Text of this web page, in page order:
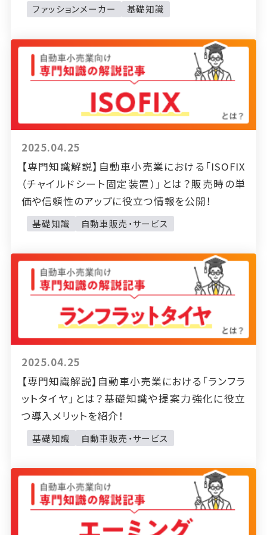
ファッションメーカー 基礎知識
2025.04.25
【専門知識解説】自動車小売業における「ISOFIX
（チャイルドシート固定装置）」とは？販売時の単
価や信頼性のアップに役立つ情報を公開！
基礎知識 自動車販売・サービス
2025.04.25
【専門知識解説】自動車小売業における「ランフラ
ットタイヤ」とは？基礎知識や提案力強化に役立
つ導入メリットを紹介！
基礎知識 自動車販売・サービス